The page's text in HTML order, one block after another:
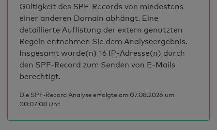
Gültigkeit des SPF-Records von mindestens
einer anderen Domain abhängt. Eine
detaillierte Auflistung der extern genutzten
Regeln entnehmen Sie dem Analyseergebnis.
Insgesamt wurde(n) 16 IP-Adresse(n) durch
den SPF-Record zum Senden von E-Mails
berechtigt.
Die SPF-Record Analyse erfolgte am 07.08.2026 um
00:07:08 Uhr.